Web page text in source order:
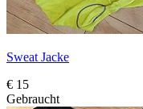
Sweat Jacke
€ 15
Gebraucht